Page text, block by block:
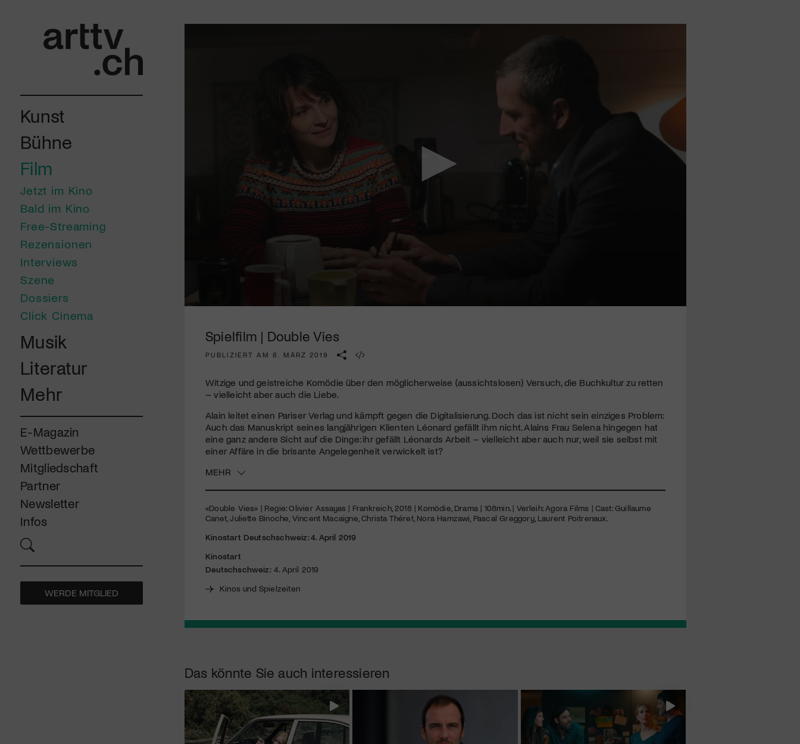
Kunst
Bühne
Film
Jetzt im Kino
Bald im Kino
Free-Streaming
Rezensionen
Interviews
Szene
Dossiers
Click Cinema
Musik
Literatur
Mehr
E-Magazin
Wettbewerbe
Mitgliedschaft
Partner
Newsletter
Infos
WERDE MITGLIED
Spielfilm | Double Vies
PUBLIZIERT AM 8. MÄRZ 2019
Witzige und geistreiche Komödie über den möglicherweise (aussichtslosen) Versuch, die Buchkultur zu retten
– vielleicht aber auch die Liebe.
Alain leitet einen Pariser Verlag und kämpft gegen die Digitalisierung. Doch das ist nicht sein einziges Problem:
Auch das Manuskript seines langjährigen Klienten Léonard gefällt ihm nicht. Alains Frau Selena hingegen hat
eine ganz andere Sicht auf die Dinge: ihr gefällt Léonards Arbeit – vielleicht aber auch nur, weil sie selbst mit
einer Affäre in die brisante Angelegenheit verwickelt ist?
MEHR
«Double Vies» | Regie: Olivier Assayas | Frankreich, 2018 | Komödie, Drama | 108min. | Verleih: Agora Films | Cast: Guillaume
Canet, Juliette Binoche, Vincent Macaigne, Christa Théret, Nora Hamzawi, Pascal Greggory, Laurent Poitrenaux.
Kinostart Deutschschweiz: 4. April 2019
Kinostart
Deutschschweiz:4. April 2019
Kinos und Spielzeiten
Das könnte Sie auch interessieren
Mach mit: «Be Part of the Art»!
diversen Kulturevents.
Jetzt Mitglied werden